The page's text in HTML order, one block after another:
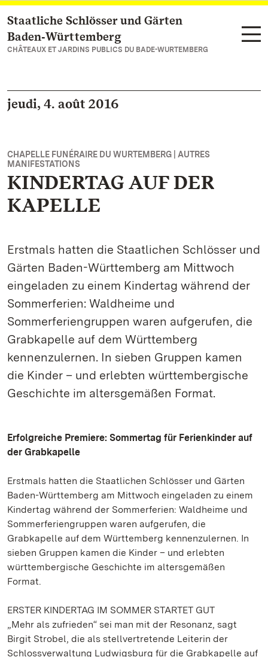
Vers la page d’accueil
Staatliche Schlösser und Gärten
Baden‑Württemberg
CHÂTEAUX ET JARDINS PUBLICS DU BADE-WURTEMBERG
jeudi, 4. août 2016
CHAPELLE FUNÉRAIRE DU WURTEMBERG | AUTRES
MANIFESTATIONS
KINDERTAG AUF DER
KAPELLE
Erstmals hatten die Staatlichen Schlösser und
Gärten Baden-Württemberg am Mittwoch
eingeladen zu einem Kindertag während der
Sommerferien: Waldheime und
Sommerferiengruppen waren aufgerufen, die
Grabkapelle auf dem Württemberg
kennenzulernen. In sieben Gruppen kamen
die Kinder – und erlebten württembergische
Geschichte im altersgemäßen Format.
Erfolgreiche Premiere: Sommertag für Ferienkinder auf
der Grabkapelle
Erstmals hatten die Staatlichen Schlösser und Gärten
Baden-Württemberg am Mittwoch eingeladen zu einem
Kindertag während der Sommerferien: Waldheime und
Sommerferiengruppen waren aufgerufen, die
Grabkapelle auf dem Württemberg kennenzulernen. In
sieben Gruppen kamen die Kinder – und erlebten
württembergische Geschichte im altersgemäßen
Format.
ERSTER KINDERTAG IM SOMMER STARTET GUT
„Mehr als zufrieden“ sei man mit der Resonanz, sagt
Birgit Strobel, die als stellvertretende Leiterin der
Schlossverwaltung Ludwigsburg für die Grabkapelle auf